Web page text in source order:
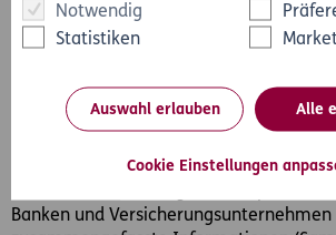
Notwendig
Statistiken
Auswahl erlauben Alle
Cookie Einstellungen
ist, die Einhaltung der steuerlichen
Personen mit Konten im Ausland zu
Vereinigten Staaten von Amerika über die
Zusammenarbeit für eine erleichterte
und am selben Tag in Wien
Banken und Versicherungsunternehmen